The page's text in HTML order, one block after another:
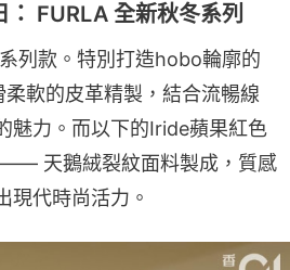
FURLA 全新秋冬系列
列款。特別打造hobo輪廓的
軟的皮革精製，結合流暢線
魅力。而以下的Iride蘋果紅色
天鵝絨裂紋面料製成，質感
現代時尚活力。